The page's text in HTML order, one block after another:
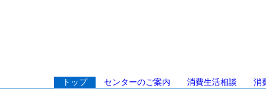
トップ センターのご案内 消費生活相談 消